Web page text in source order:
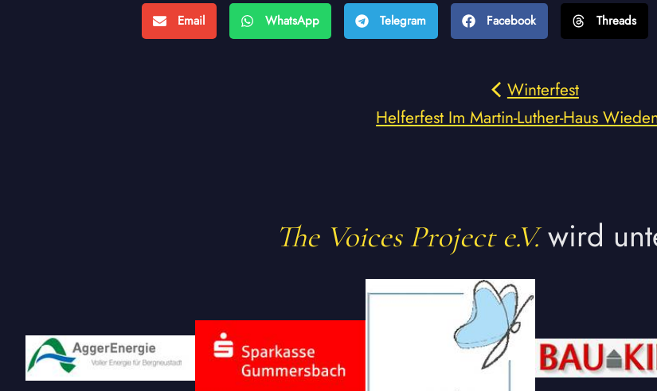
Email WhatsApp Telegram Facebook Threads
Winterfest
Helferfest Im Martin-Luther-Haus
The Voices Project e.V. wird